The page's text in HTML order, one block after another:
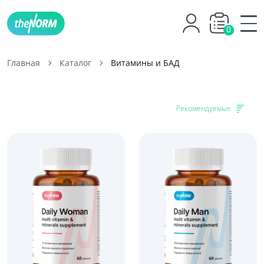
0
Главная Каталог Витамины и БАД
Рекомендуемые